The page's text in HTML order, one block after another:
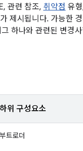
관련 참조, 취약점 유
제시됩니다. 가능한
하나와 관련된 변경사
하위 구성요소
부트로더